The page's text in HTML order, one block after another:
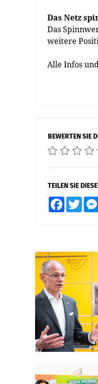
Das Netz
Das
weitere
Alle Infos
BEWERTEN SIE
TEILEN SIE
FacebookTwitter